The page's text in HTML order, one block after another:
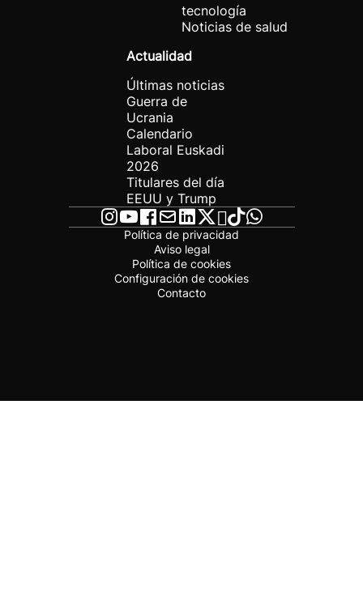
tecnología
Noticias de salud
Actualidad
Últimas noticias
Guerra de
Ucrania
Calendario
Laboral Euskadi
2026
Titulares del día
EEUU y Trump
Política de privacidad
Aviso legal
Política de cookies
Configuración de cookies
Contacto